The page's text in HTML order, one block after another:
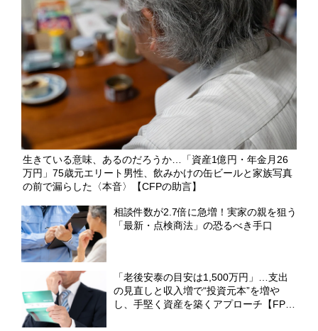
生きている意味、あるのだろうか…「資産1億円・年金月26
万円」75歳元エリート男性、飲みかけの缶ビールと家族写真
の前で漏らした〈本音〉【CFPの助言】
相談件数が2.7倍に急増！実家の親を狙う
「最新・点検商法」の恐るべき手口
「老後安泰の目安は1,500万円」…支出
の見直しと収入増で“投資元本”を増や
し、手堅く資産を築くアプローチ【FPが